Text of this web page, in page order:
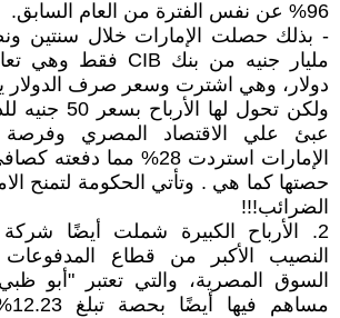
96% عن نفس الفترة من العام السابق.
ولكن تحول لها
عبئ علي الاقتصاد المصري وفرصة
الإمارات استردت 28% مما
حصتها كما هي . وتأتي الحكومة لتمنح
الضرائب!!!
2. الأرباح الكبيرة شملت أيضًا
النصيب الأكبر من قطاع المدفوعات
السوق المصرية، والتي تعتبر "أبو